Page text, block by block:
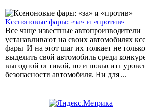
Ксеноновые фары: «за» и «против»
Все чаще известные автопроизводители
устанавливают на своих автомобилях
фары. И на этот шаг их толкает не
выделить свой автомобиль среди
выгодной оптикой, но и повысить
безопасности автомобиля. Ни для ...